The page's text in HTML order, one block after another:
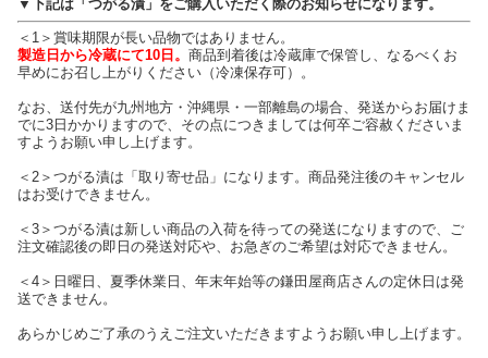
▼下記は「つがる漬」をご購入いただく際のお知らせになります。
＜1＞賞味期限が長い品物ではありません。
製造日から冷蔵にて10日。 商品到着後は冷蔵庫で保管し、なるべくお
早めにお召し上がりください（冷凍保存可）。
なお、送付先が九州地方・沖縄県・一部離島の場合、発送からお届けま
でに3日かかりますので、その点につきましては何卒ご容赦くださいま
すようお願い申し上げます。
＜2＞つがる漬は「取り寄せ品」になります。商品発注後のキャンセル
はお受けできません。
＜3＞つがる漬は新しい商品の入荷を待っての発送になりますので、ご
注文確認後の即日の発送対応や、お急ぎのご希望は対応できません。
＜4＞日曜日、夏季休業日、年末年始等の鎌田屋商店さんの定休日は発
送できません。
あらかじめご了承のうえご注文いただきますようお願い申し上げます。